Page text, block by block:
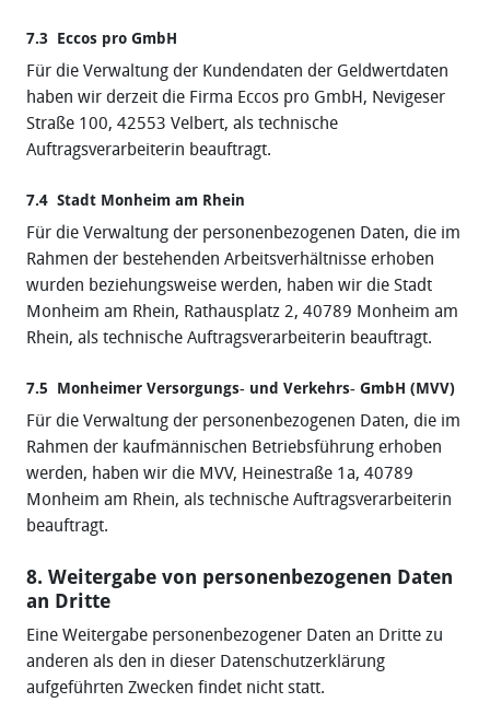
7.3 Eccos pro GmbH
Für die Verwaltung der Kundendaten der Geldwertdaten
haben wir derzeit die Firma Eccos pro GmbH, Nevigeser
Straße 100, 42553 Velbert, als technische
Auftragsverarbeiterin beauftragt.
7.4 Stadt Monheim am Rhein
Für die Verwaltung der personenbezogenen Daten, die im
Rahmen der bestehenden Arbeitsverhältnisse erhoben
wurden beziehungsweise werden, haben wir die Stadt
Monheim am Rhein, Rathausplatz 2, 40789 Monheim am
Rhein, als technische Auftragsverarbeiterin beauftragt.
7.5 Monheimer Versorgungs‐ und Verkehrs‐ GmbH (MVV)
Für die Verwaltung der personenbezogenen Daten, die im
Rahmen der kaufmännischen Betriebsführung erhoben
werden, haben wir die MVV, Heinestraße 1a, 40789
Monheim am Rhein, als technische Auftragsverarbeiterin
beauftragt.
8. Weitergabe von personenbezogenen Daten
an Dritte
Eine Weitergabe personenbezogener Daten an Dritte zu
anderen als den in dieser Datenschutzerklärung
aufgeführten Zwecken findet nicht statt.